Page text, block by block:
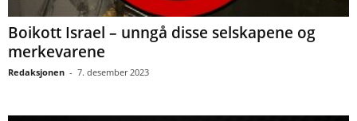
Boikott Israel – unngå disse selskapene og
merkevarene
Redaksjonen - 7. desember 2023